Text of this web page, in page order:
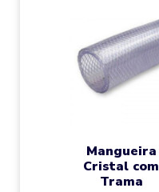
Mangueira
Cristal com
Trama